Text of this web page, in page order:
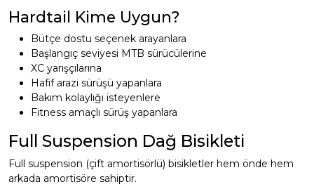
Hardtail Kime Uygun?
Bütçe dostu seçenek arayanlara
Başlangıç seviyesi MTB sürücülerine
XC yarışçılarına
Hafif arazi sürüşü yapanlara
Bakım kolaylığı isteyenlere
Fitness amaçlı sürüş yapanlara
Full Suspension Dağ Bisikleti
Full suspension (çift amortisörlü) bisikletler hem önde hem
arkada amortisöre sahiptir.